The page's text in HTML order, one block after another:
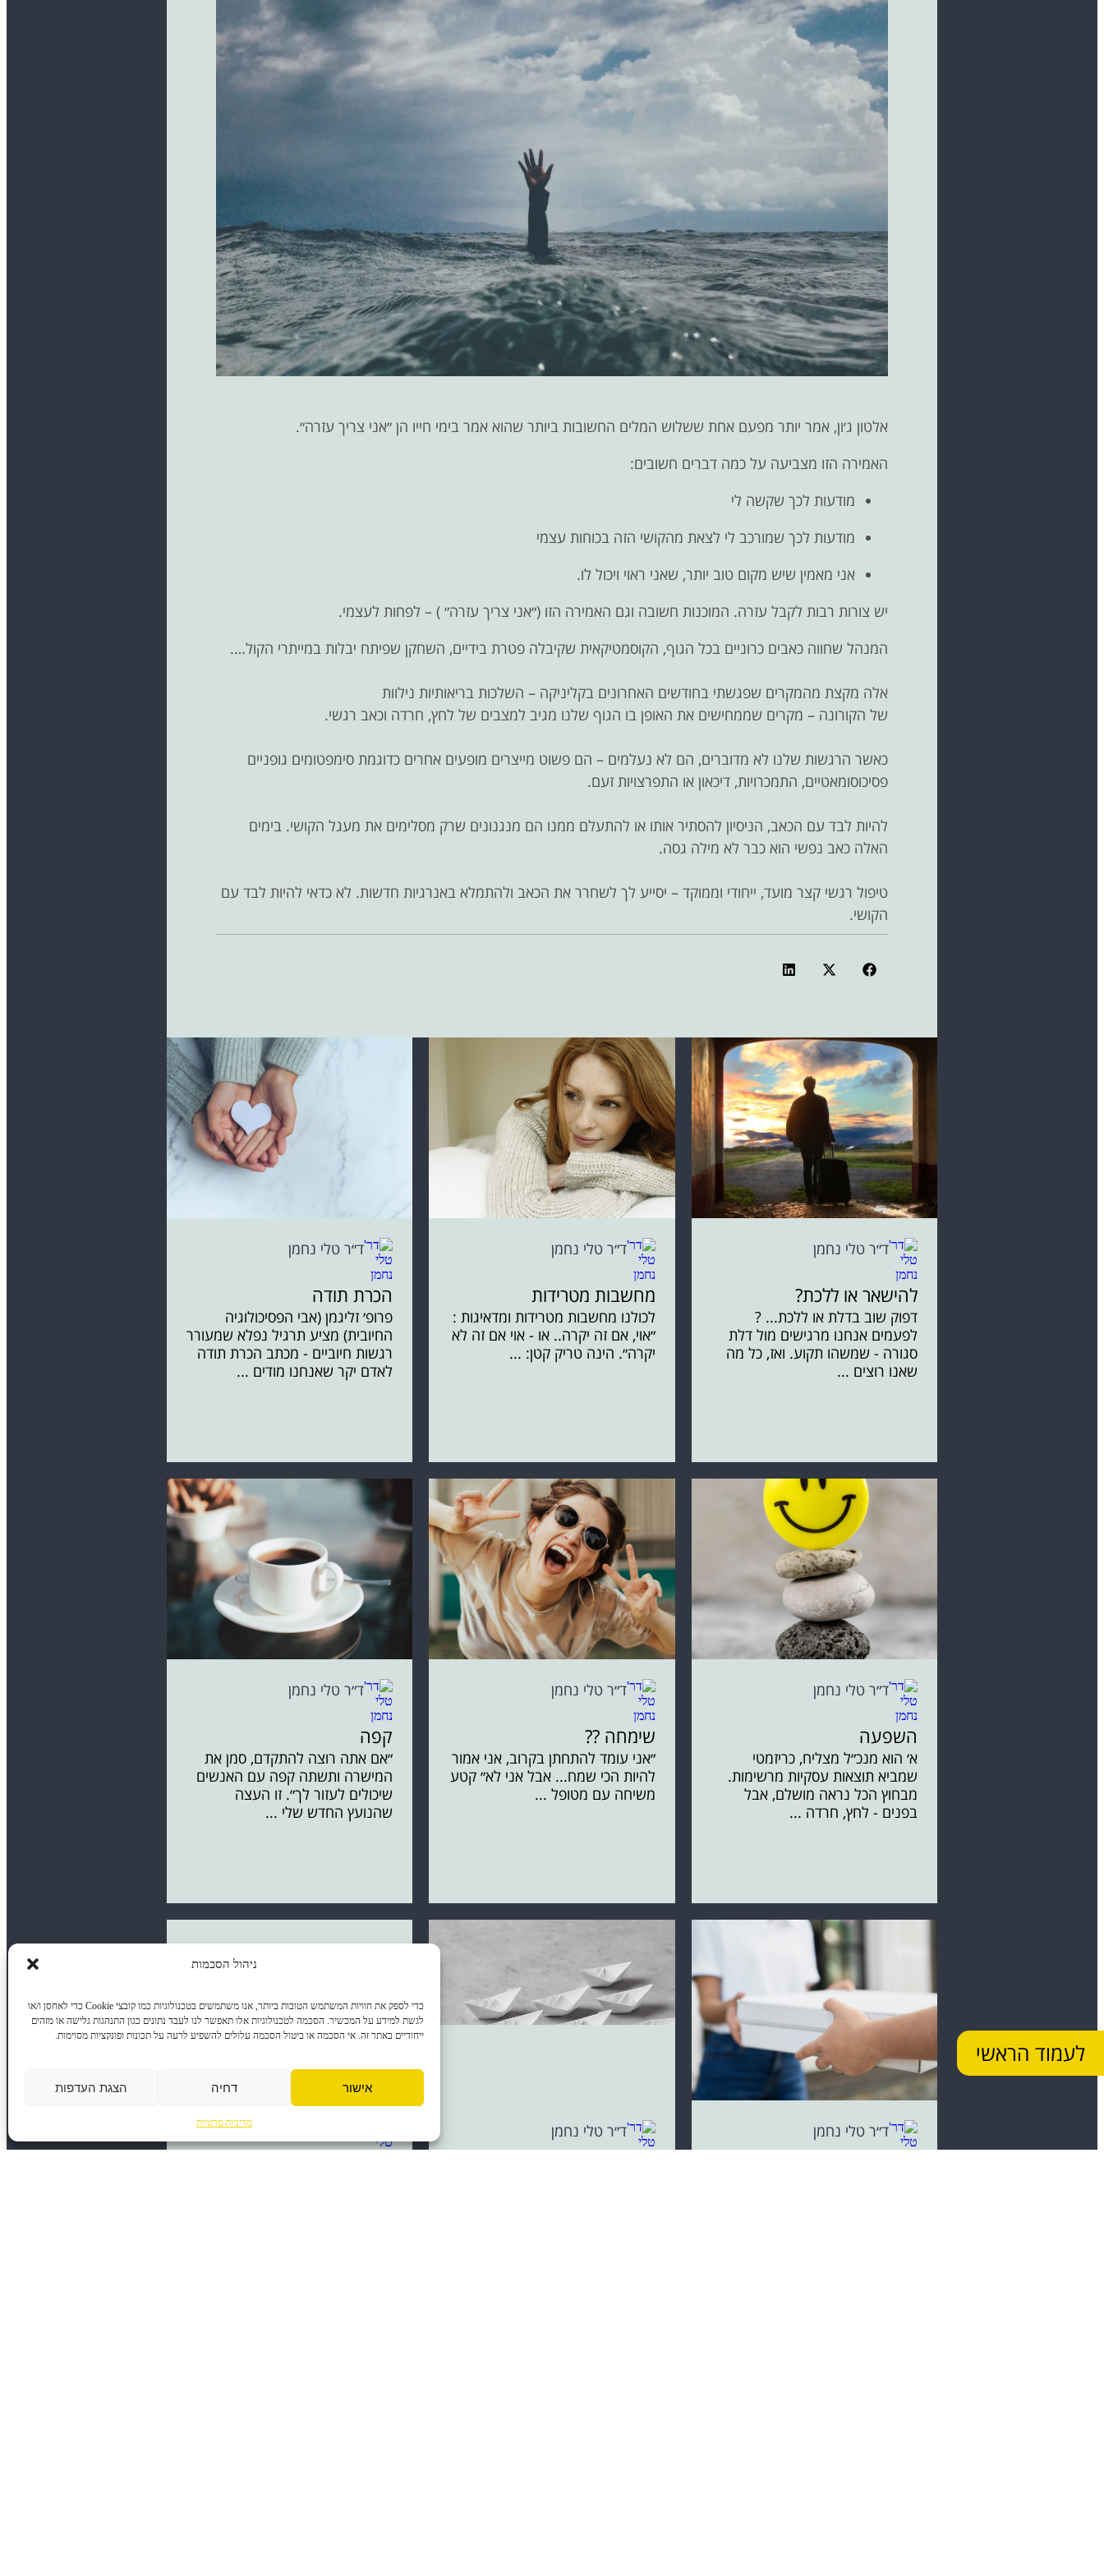
ניהול הסכמות
כדי לספק את חוויות המשתמש הטובות ביותר, אנו משתמשים בטכנולוגיות כמו קובצי Cookie כדי לאחסן ו/או
לגשת למידע על המכשיר. הסכמה לטכנולוגיות אלו תאפשר לנו לעבד נתונים כגון התנהגות גלישה או מזהים
ייחודיים באתר זה. אי הסכמה או ביטול הסכמה עלולים להשפיע לרעה על תכונות ופונקציות מסוימות.
אישור דחיה הצגת העדפות
מדיניות פרטיות
אלטון ג׳ון, אמר יותר מפעם אחת ששלוש המלים החשובות ביותר שהוא אמר בימי חייו הן ״אני צריך עזרה״.
האמירה הזו מצביעה על כמה דברים חשובים:
מודעות לכך שקשה לי
מודעות לכך שמורכב לי לצאת מהקושי הזה בכוחות עצמי
אני מאמין שיש מקום טוב יותר, שאני ראוי ויכול לו.
יש צורות רבות לקבל עזרה. המוכנות חשובה וגם האמירה הזו (״אני צריך עזרה״ ) – לפחות לעצמי.
המנהל שחווה כאבים כרוניים בכל הגוף, הקוסמטיקאית שקיבלה פטרת בידיים, השחקן שפיתח יבלות במייתרי הקול….
אלה מקצת מהמקרים שפגשתי בחודשים האחרונים בקליניקה – השלכות בריאותיות נילוות
של הקורונה – מקרים שממחישים את האופן בו הגוף שלנו מגיב למצבים של לחץ, חרדה וכאב רגשי.
כאשר הרגשות שלנו לא מדוברים, הם לא נעלמים – הם פשוט מייצרים מופעים אחרים כדוגמת סימפטומים גופניים
פסיכוסומאטיים, התמכרויות, דיכאון או התפרצויות זעם.
להיות לבד עם הכאב, הניסיון להסתיר אותו או להתעלם ממנו הם מנגנונים שרק מסלימים את מעגל הקושי. בימים
האלה כאב נפשי הוא כבר לא מילה גסה.
טיפול רגשי קצר מועד, ייחודי וממוקד – יסייע לך לשחרר את הכאב ולהתמלא באנרגיות חדשות. לא כדאי להיות לבד עם
הקושי.
ד״ר טלי נחמן
להישאר או ללכת?
דפוק שוב בדלת או ללכת... ?
לפעמים אנחנו מרגישים מול דלת
סגורה - שמשהו תקוע. ואז, כל מה
שאנו רוצים ...
ד״ר טלי נחמן
מחשבות מטרידות
לכולנו מחשבות מטרידות ומדאיגות :
״אוי, אם זה יקרה.. או - אוי אם זה לא
יקרה״. הינה טריק קטן: ...
ד״ר טלי נחמן
הכרת תודה
פרופ׳ זליגמן (אבי הפסיכולוגיה
החיובית) מציע תרגיל נפלא שמעורר
רגשות חיוביים - מכתב הכרת תודה
לאדם יקר שאנחנו מודים ...
ד״ר טלי נחמן
השפעה
א׳ הוא מנכ״ל מצליח, כריזמטי
שמביא תוצאות עסקיות מרשימות.
מבחוץ הכל נראה מושלם, אבל
בפנים - לחץ, חרדה ...
ד״ר טלי נחמן
שימחה ??
״אני עומד להתחתן בקרוב, אני אמור
להיות הכי שמח... אבל אני לא״ קטע
משיחה עם מטופל ...
ד״ר טלי נחמן
קפה
״אם אתה רוצה להתקדם, סמן את
המישרה ותשתה קפה עם האנשים
שיכולים לעזור לך״. זו העצה
שהנועץ החדש שלי ...
ד״ר טלי נחמן ד״ר טלי נחמן
לעמוד הראשי